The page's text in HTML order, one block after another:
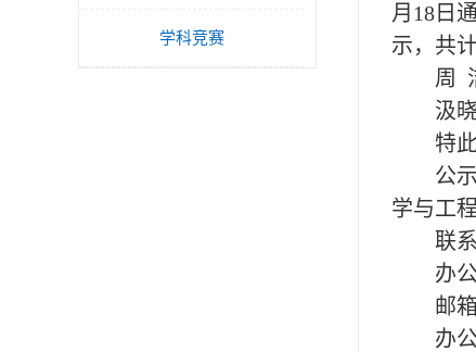
学科竞赛
月18日
示，共
周
汲
特
公
学与工
联
办
邮
办